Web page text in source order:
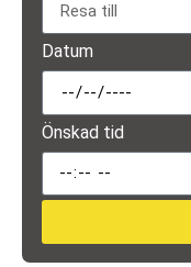
Datum
Önskad tid